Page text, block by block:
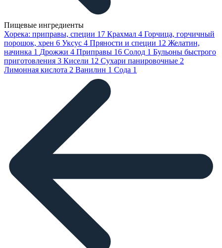
Пищевые ингредиенты
Хорека: приправы, специи 17 Крахмал 4 Горчица, горчичный
порошок, хрен 6 Уксус 4 Пряности и специи 12 Желатин,
начинка 1 Дрожжи 4 Приправы 16 Солод 1 Бульоны быстрого
приготовления 3 Кисели 12 Сухари панировочные 2
Лимонная кислота 2 Ванилин 1 Сода 1